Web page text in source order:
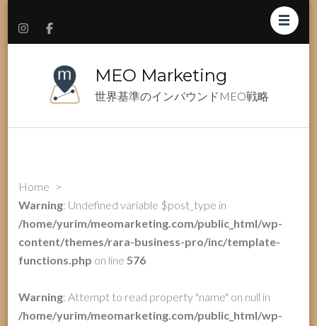
MEO Marketing
世界基準のインバウンドMEO戦略
Home >
Warning: Undefined variable $post_type in
/home/yurim/meomarketing.com/public_html/wp-
content/themes/rara-business-pro/inc/template-
functions.php on line576
Warning: Attempt to read property "name" on null in
/home/yurim/meomarketing.com/public_html/wp-